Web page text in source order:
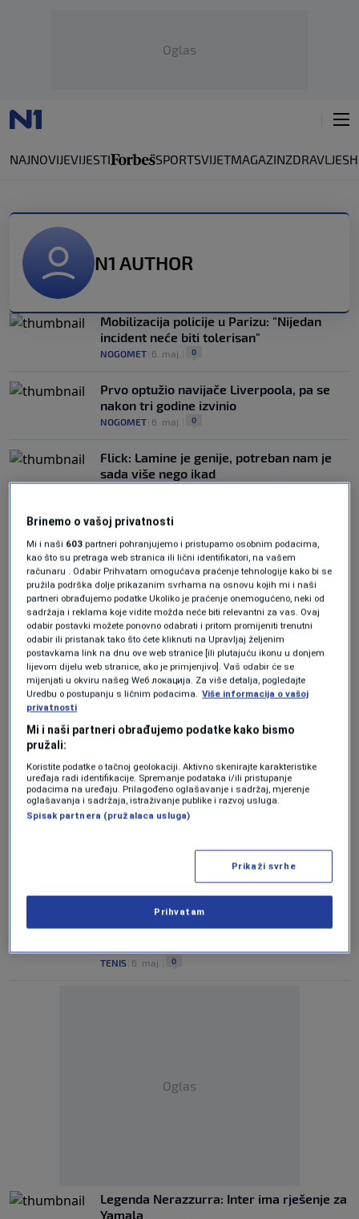
Oglas
NAJNOVIJEVIJESTI SPORTSVIJETMAGAZINZDRAVLJE
N1 AUTHOR
Mobilizacija policije u Parizu: "Nijedan
incident neće biti tolerisan"
NOGOMET 6. maj. 0
Prvo optužio navijače Liverpoola, pa se
nakon tri godine izvinio
NOGOMET 6. maj. 0
Flick: Lamine je genije, potreban nam je
sada više nego ikad
Oglas
Nino Hrustemović objavio novu pjesmu
"Sačuvaj moj broj" (VIDEO)
Golman pred historijskim podvigom:
Osvojit će Cvajtu i Bundesligu?
Zrinjski dobio licencu za domaće
prvenstvo i UEFA-ina takmičenja
NOGOMET|6. maj.|
Đoković sve dalje od Roland Garrosa – ali
TENIS 6. maj. 0
Oglas
Legenda Nerazzurra: Inter ima rješenje za
Yamala
Brinemo o vašoj privatnosti
Mi i naši 603 partneri pohranjujemo i pristupamo osobnim podacima,
kao što su pretraga web stranica ili lični identifikatori, na vašem
računaru . Odabir Prihvatam omogućava praćenje tehnologije kako bi se
pružila podrška dolje prikazanim svrhama na osnovu kojih mi i naši
partneri obrađujemo podatke Ukoliko je praćenje onemogućeno, neki od
sadržaja i reklama koje vidite možda neće biti relevantni za vas. Ovaj
odabir postavki možete ponovno odabrati i pritom promijeniti trenutni
odabir ili pristanak tako što ćete kliknuti na Upravljaj željenim
postavkama link na dnu ove web stranice [ili plutajuću ikonu u donjem
lijevom dijelu web stranice, ako je primjenjivo]. Vaš odabir će se
mijenjati u okviru našeg Wеб локација. Za više detalja, pogledajte
Uredbu o postupanju s ličnim podacima. Više informacija o vašoj
privatnosti
Mi i naši partneri obrađujemo podatke kako bismo
pružali:
Koristite podatke o tačnoj geolokaciji. Aktivno skenirajte karakteristike
uređaja radi identifikacije. Spremanje podataka i/ili pristupanje
podacima na uređaju. Prilagođeno oglašavanje i sadržaj, mjerenje
oglašavanja i sadržaja, istraživanje publike i razvoj usluga.
Spisak partnera (pružalaca usluga)
Prikaži svrhe
Prihvatam